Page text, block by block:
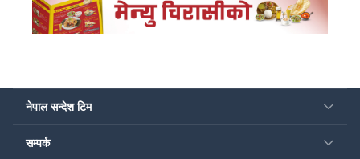
नेपाल सन्देश टिम
सम्पर्क